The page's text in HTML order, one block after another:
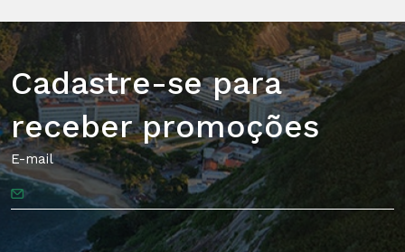
Cadastre-se para
receber promoções
E-mail